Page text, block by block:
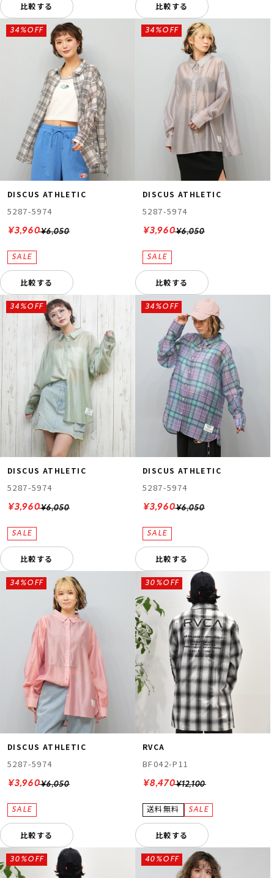
比較する 比較する
DISCUS ATHLETIC
5287-5974
¥6,050
34%OFF
¥3,960
比較する
DISCUS ATHLETIC
5287-5974
¥6,050
34%OFF
¥3,960
比較する
DISCUS ATHLETIC
5287-5974
¥6,050
34%OFF
¥3,960
比較する
DISCUS ATHLETIC
5287-5974
¥6,050
34%OFF
¥3,960
比較する
DISCUS ATHLETIC
5287-5974
¥6,050
34%OFF
¥3,960
比較する
RVCA
BF042-P11
¥12,100
30%OFF
¥8,470
比較する
30%OFF 40%OFF